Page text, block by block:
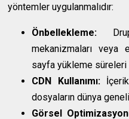
yöntemler uygulanmalıdır:
Önbellekleme:
mekanizmaları
sayfa yükleme
CDN Kullanımı:İçerik
dosyaların dünya
Görsel